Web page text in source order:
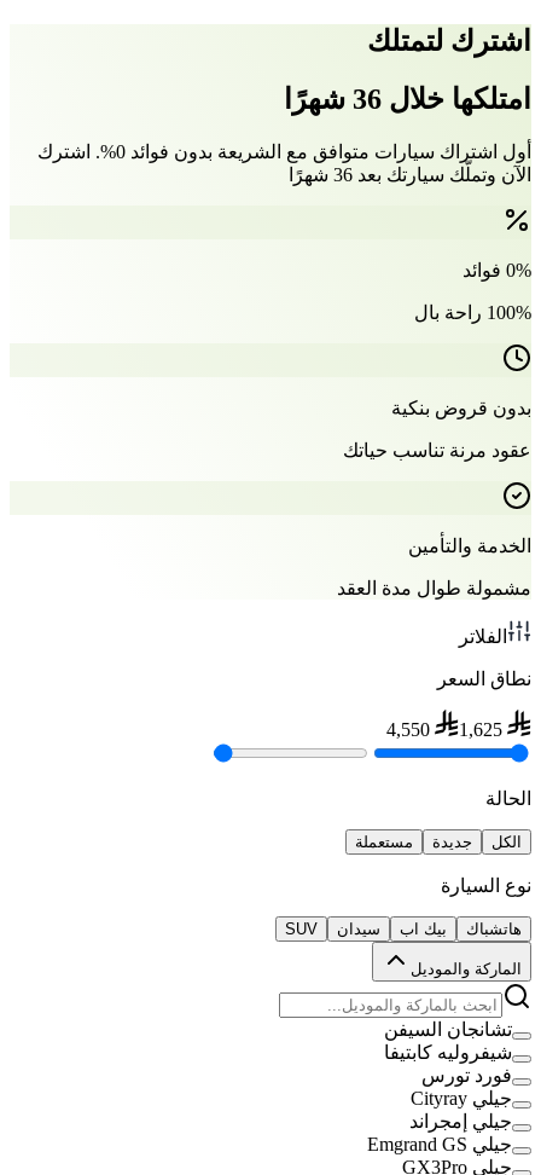
اشترك لتمتلك
امتلكها خلال 36 شهرًا
أول اشتراك سيارات متوافق مع الشريعة بدون فوائد 0%. اشترك
الآن وتملّك سيارتك بعد 36 شهرًا
0% فوائد
100% راحة بال
بدون قروض بنكية
عقود مرنة تناسب حياتك
الخدمة والتأمين
مشمولة طوال مدة العقد
الفلاتر
نطاق السعر
1,625
4,550
الحالة
الكل جديدة مستعملة
نوع السيارة
هاتشباك بيك اب سيدان SUV
الماركة والموديل
تشانجان السيفن
شيفروليه كابتيفا
فورد تورس
جيلي Cityray
جيلي إمجراند
جيلي Emgrand GS
جيلي GX3Pro